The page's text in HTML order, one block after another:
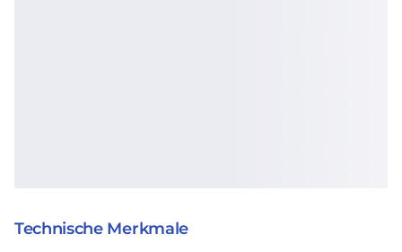
Technische Merkmale